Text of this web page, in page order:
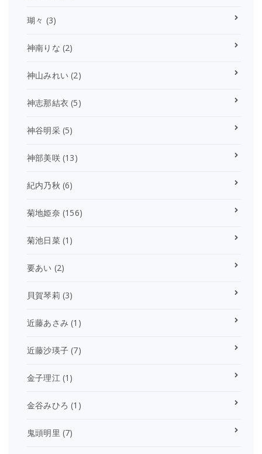
瑚々 (3)
神南りな (2)
神山みれい (2)
神志那結衣 (5)
神谷明采(5)
神部美咲(13)
紀内乃秋 (6)
菊地姫奈 (156)
菊池日菜(1)
要あい (2)
貝賀琴莉 (3)
近藤あさみ (1)
近藤沙瑛子 (7)
金子理江(1)
金谷みひろ (1)
鬼頭明里 (7)